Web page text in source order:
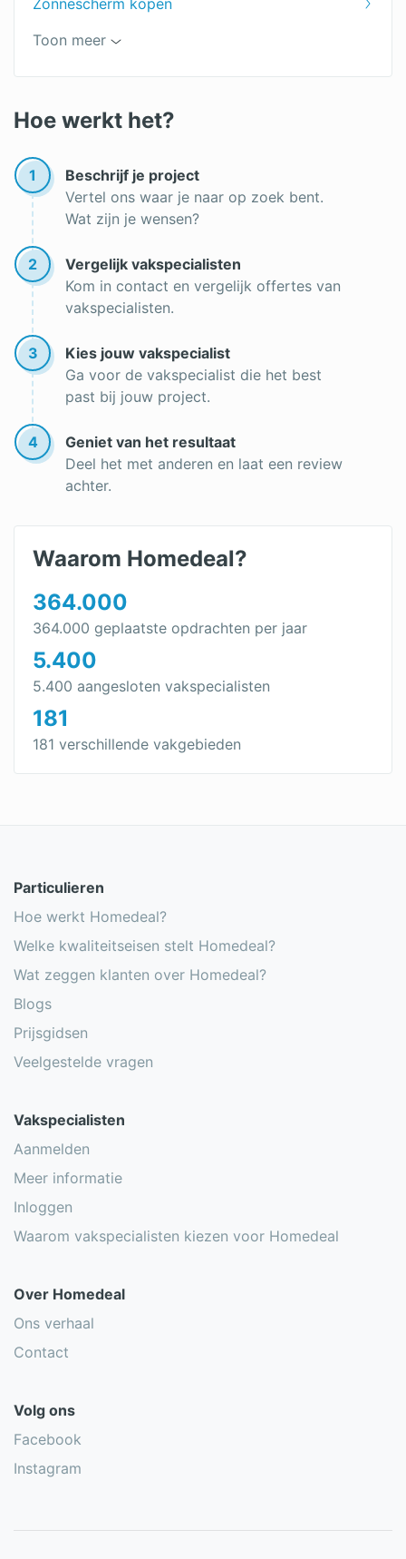
Zonnescherm overkapping
Veranda zonwering
Waterdicht zonnescherm
Buitenjaloezieën prijs
Zonwering balkon
Goedkope oplossing zonwering
Zonneluifel
Verticaal zonnescherm
Beste zonwering
Toon meer
Hoe werkt het?
1
Beschrijf je project
Vertel ons waar je naar op zoek bent.
Wat zijn je wensen?
2
Vergelijk vakspecialisten
Kom in contact en vergelijk offertes van
vakspecialisten.
3
Kies jouw vakspecialist
Ga voor de vakspecialist die het best
past bij jouw project.
4
Geniet van het resultaat
Deel het met anderen en laat een review
achter.
Waarom Homedeal?
364.000
364.000 geplaatste opdrachten per jaar
5.400
5.400 aangesloten vakspecialisten
181
181 verschillende vakgebieden
Particulieren
Hoe werkt Homedeal?
Welke kwaliteitseisen stelt Homedeal?
Wat zeggen klanten over Homedeal?
Blogs
Prijsgidsen
Veelgestelde vragen
Vakspecialisten
Aanmelden
Meer informatie
Inloggen
Waarom vakspecialisten kiezen voor Homedeal
Over Homedeal
Ons verhaal
Contact
Volg ons
Facebook
Instagram